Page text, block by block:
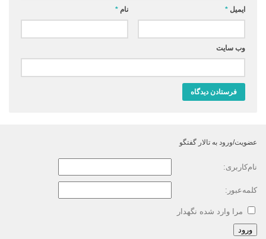
نام * ایمیل *
وب‌ سایت
عضویت/ورود به تالار گفتگو
نام‌کاربری:
کلمه‌عبور:
مرا وارد شده نگهدار
ورود